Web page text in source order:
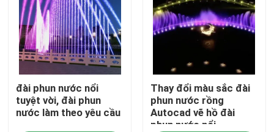
Yêu cầu báo giá
đài phun nước nổi
Các đài phun nước hồ
đài phun nước nổi
tuyệt vời, đài phun
nước làm theo yêu cầu
Thay đổi màu sắc đài
phun nước rồng
Autocad vẽ hồ đài
phun nước nổi